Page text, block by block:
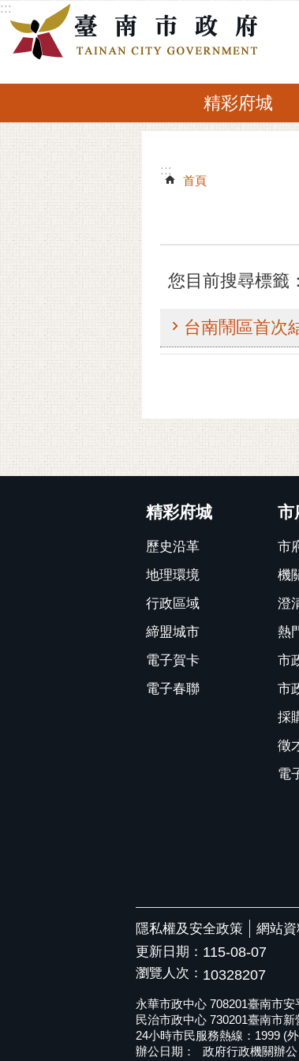
跳到主要內容區塊
:::
精彩府城
:::
:::
首頁
您目前搜尋標籤
台南鬧區首次
精彩府城
歷史沿革
地理環境
行政區域
締盟城市
電子賀卡
電子春聯
市
市
機
澄
熱
市
市
採
徵
電
隱私權及安全政策 網站
更新日期： 115-08-07
瀏覽人次： 10328207
永華市政中心 708201臺南市
民治市政中心 730201臺南市
24小時市民服務熱線：1999 (
辦公日期：
政府行政機關辦